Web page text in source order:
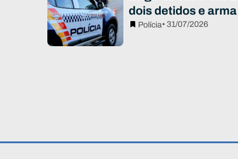
dois detidos e
Polícia• 31/07/2026